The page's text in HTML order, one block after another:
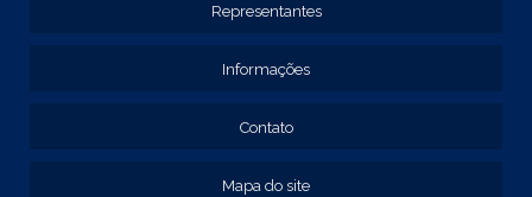
Representantes
Informações
Contato
Mapa do site